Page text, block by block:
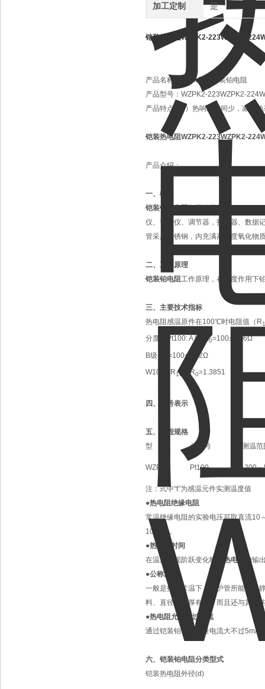
加工定制 是
铠装热电阻WZPK2-223WZPK2-
产品名称：
wzpk系列铠装铂电阻
产品型号： WZPK2-223WZPK2-
产品特点：
1）热响应时间少，减小
铠装热电阻WZPK2-223WZPK2-
产品介绍：
一、概要
铠装铂热电阻
仪、记录仪、调节器，扫描器、数据
管采用不锈钢，内充满高密度氧化物
二、工作原理
铠装铂电阻工作原理，在温度作用下
三、 主要技术指标
热电阻感温原件在100℃时电阻值（R
分度号Pt100: A 级 R0=100±0.06Ω
B级 R =100±0.12Ω
W100= R100 /R0=1.3851
四、 型号表示
五、量程规格
型 号
分度号 测温
WZPK Pt100 -200
注：式中“t”为感温元件实测温度值
●热电阻绝缘电阻
常温绝缘电阻的实验电压可取直流
100MΩ。
●热响应时间
在温度出现阶跃变化时，
热电阻
的输
●公称压力
一般是指在常温下，保护管所能承受
料、直径、壁厚有关，而且还与其结
●热电阻允许通过电流
通过铠装铂电阻测量电流大不过5mA
六、铠装铂电阻分类型式
铠装热电阻外径(d)